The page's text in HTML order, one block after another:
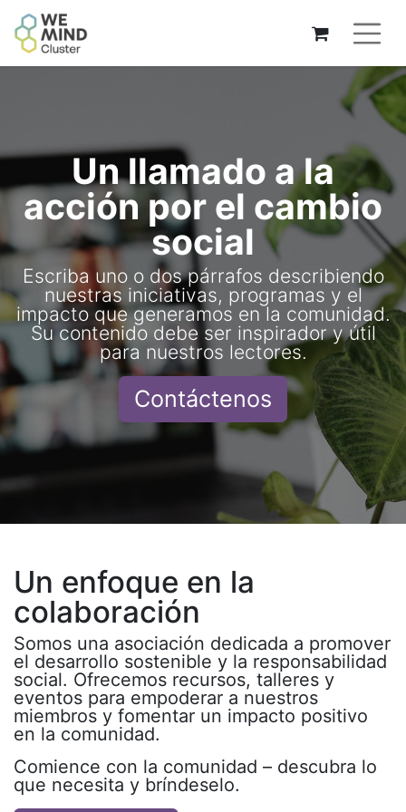
Un llamado a la
acción por el cambio
social
Escriba uno o dos párrafos describiendo
nuestras iniciativas, programas y el
impacto que generamos en la comunidad.
Su contenido debe ser inspirador y útil
para nuestros lectores.
Contáctenos
Un enfoque en la
colaboración
Somos una asociación dedicada a promover
el desarrollo sostenible y la responsabilidad
social. Ofrecemos recursos, talleres y
eventos para empoderar a nuestros
miembros y fomentar un impacto positivo
en la comunidad.
Comience con la comunidad – descubra lo
que necesita y bríndeselo.